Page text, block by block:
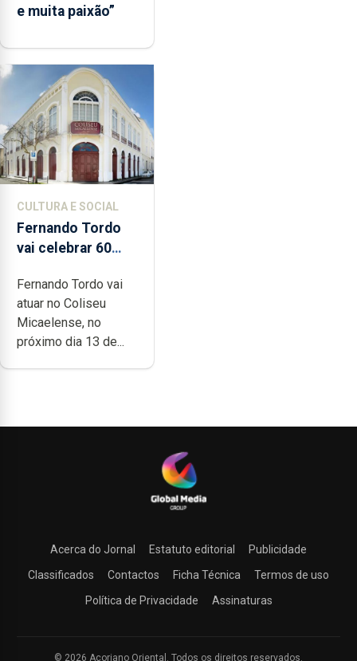
e muita paixão”
CULTURA E SOCIAL
Fernando Tordo
vai celebrar 60
no Coliseu
Micaelense
Fernando Tordo vai
atuar no Coliseu
Micaelense, no
próximo dia 13 de...
Acerca do Jornal Estatuto editorial
Publicidade
Classificados
Contactos Ficha Técnica
Termos de uso
Política de Privacidade
Assinaturas
© 2026 Açoriano Oriental. Todos os direitos reservados.